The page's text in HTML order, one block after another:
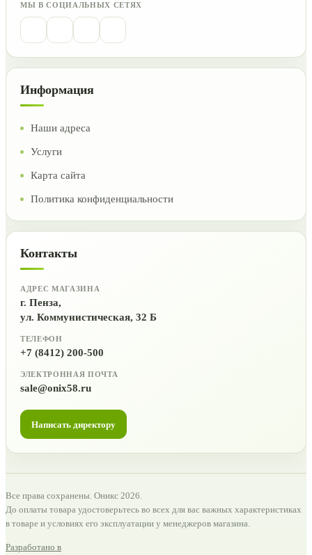
МЫ В СОЦИАЛЬНЫХ СЕТЯХ
Информация
Наши адреса
Услуги
Карта сайта
Политика конфиденциальности
Контакты
АДРЕС МАГАЗИНА
г. Пенза,
ул. Коммунистическая, 32 Б
ТЕЛЕФОН
+7 (8412) 200-500
ЭЛЕКТРОННАЯ ПОЧТА
sale@onix58.ru
Написать директору
Все права сохранены. Оникс 2026.
До оплаты товара удостоверьтесь во всех для вас важных характеристиках
в товаре и условиях его эксплуатации у менеджеров магазина.
Разработано в